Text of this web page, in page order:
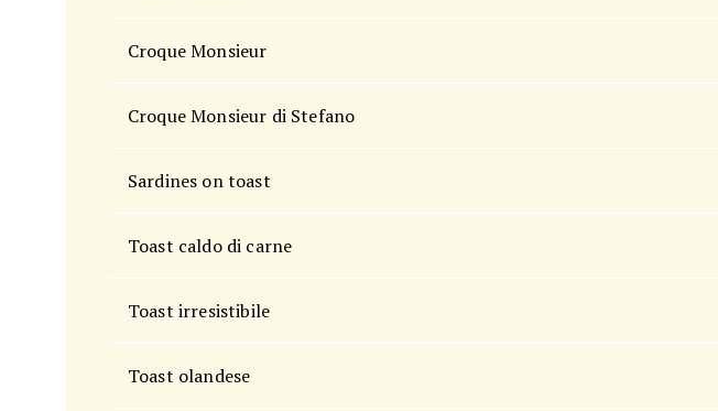
Croque Monsieur
Croque Monsieur di Stefano
Sardines on toast
Toast caldo di carne
Toast irresistibile
Toast olandese